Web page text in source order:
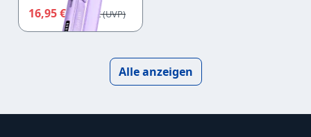
Kit Light
Lavender
16,95 € 19,95 €
Alle anzeigen